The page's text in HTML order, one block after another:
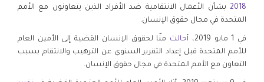
2018 بشأن الأعمال الانتقامية ضد الأفراد الذين يتعاونون مع الأمم
المتحدة في مجال حقوق الإنسان.
في 1 مايو 2019، أحالت منّا لحقوق الإنسان القضية إلى الأمين العام
للأمم المتحدة قبل إعداد التقرير السنوي عن الترهيب والانتقام بسبب
التعاون مع الأمم المتحدة في مجال حقوق الإنسان.